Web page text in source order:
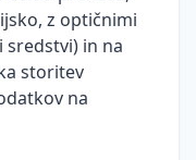
z optičnimi
in na
storitev
na